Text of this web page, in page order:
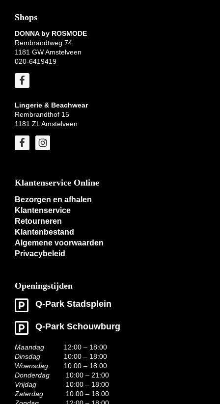
Shops
DONNA by ROSMODE
Rembrandtweg 74
1181 GW Amstelveen
020-6419419
Lingerie & Beachwear
Rembrandthof 15
1181 ZL Amstelveen
Klantenservice Online
Bezorgen en afhalen
Klantenservice
Retourneren
Klantenbestand
Algemene voorwaarden
Privacybeleid
Openingstijden
Q-Park Stadsplein
Q-Park Schouwburg
Maandag
12:00 – 18:00
Dinsdag
10:00 – 18:00
Woensdag
10:00 – 18:00
Donderdag
10:00 – 21:00
Vrijdag
10:00 – 18:00
Zaterdag
10:00 – 18:00